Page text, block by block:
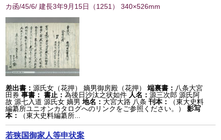
カ函/45/6/ 建長3年9月15日 （1251 ） 340×526mm
差出書：源氏女（花押） 嫡男御房殿（花押） 端裏書： 八条大宮
田券 事書： 書止：為後日沙汰之状如件 人名：源三次郎 源氏阿
故 源七入道 源氏女 嫡男 地名： 大宮大路 八条 刊本：
（東大史料
編纂所ユニオンカタログへのリンクをご参照ください。）
影写
本：
（東大史料編纂所...
若狭国御家人等申状案